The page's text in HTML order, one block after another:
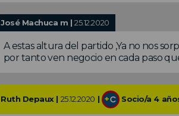
José Machuca m |25.12.2020
A estas altura del partido ,Ya no nos
por tanto ven negocio en cada paso
Ruth Depaux | 25.12.2020 | Socio/a 4